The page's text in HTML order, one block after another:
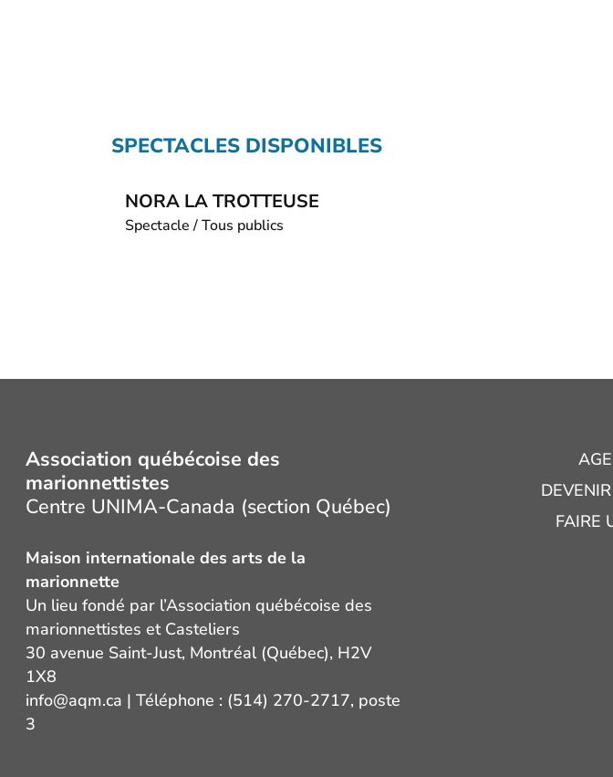
SPECTACLES DISPONIBLES
NORA LA TROTTEUSE
Spectacle / Tous publics
Association québécoise des
marionnettistes
Centre UNIMA-Canada (section Québec)
Maison internationale des arts de la
marionnette
Un lieu fondé par l’Association québécoise des
marionnettistes et Casteliers
30 avenue Saint-Just, Montréal (Québec), H2V
1X8
info@aqm.ca | Téléphone : (514) 270-2717, poste
3
FAIRE